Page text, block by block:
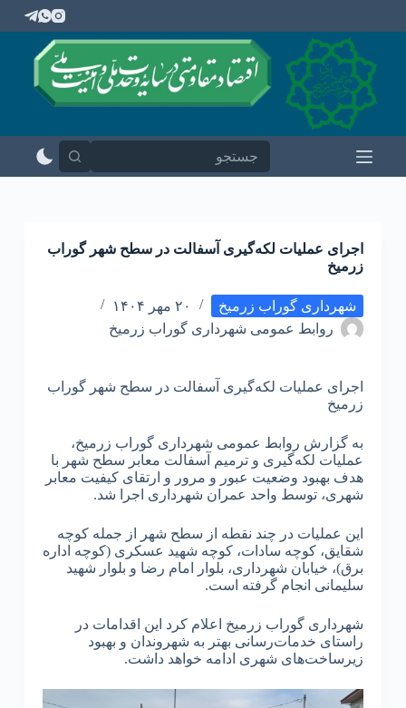
ر
ت
اجرای عملیات لکه‌گیری آسفالت در سطح شهر گوراب
زرمیخ
شهرداری گوراب زرمیخ
۲۰ مهر ۱۴۰۴
روابط عمومی شهرداری گوراب زرمیخ
اجرای عملیات لکه‌گیری آسفالت در سطح شهر گوراب
زرمیخ
به گزارش روابط عمومی شهرداری گوراب زرمیخ،
عملیات لکه‌گیری و ترمیم آسفالت معابر سطح شهر با
هدف بهبود وضعیت عبور و مرور و ارتقای کیفیت معابر
شهری، توسط واحد عمران شهرداری اجرا شد.
این عملیات در چند نقطه از سطح شهر از جمله کوچه
شقایق، کوچه سادات، کوچه شهید عسکری (کوچه اداره
برق)، خیابان شهرداری، بلوار امام رضا و بلوار شهید
سلیمانی انجام گرفته است.
شهرداری گوراب زرمیخ اعلام کرد این اقدامات در
راستای خدمات‌رسانی بهتر به شهروندان و بهبود
زیرساخت‌های شهری ادامه خواهد داشت.